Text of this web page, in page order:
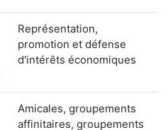
Représentation,
promotion et défense
d'intérêts économiques
Amicales, groupements
affinitaires, groupements